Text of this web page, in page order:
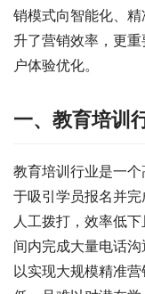
销模式向智能化、
升了营销效率，更
户体验优化。
一、教育培训
教育培训行业是一
于吸引学员报名并
人工拨打，效率低
间内完成大量电话
以实现大规模精准